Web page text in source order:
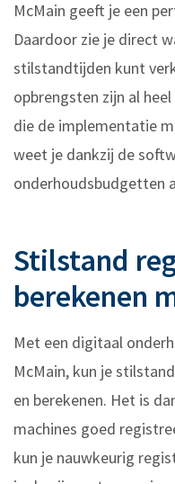
McMain geeft je een
Daardoor zie je direct
stilstandtijden kunt
opbrengsten zijn al
die de implementatie
weet je dankzij de
onderhoudsbudgetten
Stilstand
berekenen
Met een digitaal
McMain, kun je
en berekenen. Het is
machines goed
kun je nauwkeurig